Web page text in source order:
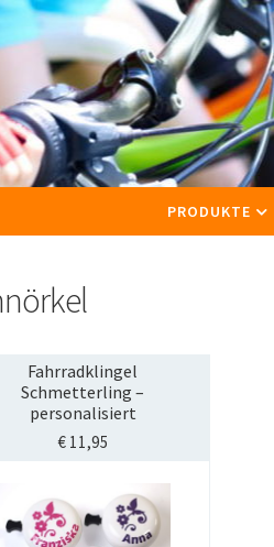
PRODUKTE
Fahrradklingel
Schmetterling –
personalisiert
€11,95